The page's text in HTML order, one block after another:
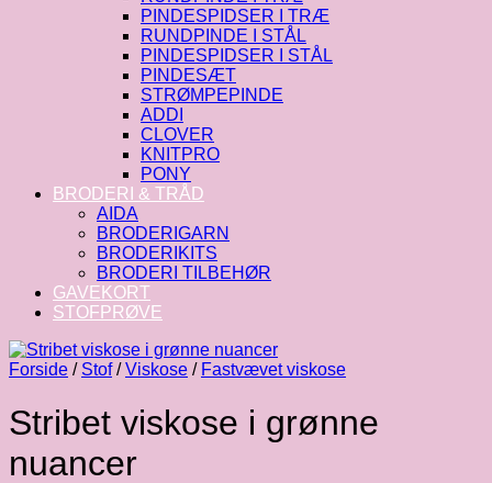
PINDESPIDSER I TRÆ
RUNDPINDE I STÅL
PINDESPIDSER I STÅL
PINDESÆT
STRØMPEPINDE
ADDI
CLOVER
KNITPRO
PONY
BRODERI & TRÅD
AIDA
BRODERIGARN
BRODERIKITS
BRODERI TILBEHØR
GAVEKORT
STOFPRØVE
Forside / Stof / Viskose / Fastvævet viskose
Stribet viskose i grønne
nuancer